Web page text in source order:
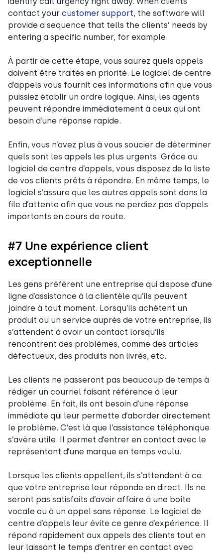
contact your customer support, the software will
provide a sequence that tells the clients’ needs by
entering a specific number, for example.
À partir de cette étape, vous saurez quels appels
doivent être traités en priorité. Le logiciel de centre
d’appels vous fournit ces informations afin que vous
puissiez établir un ordre logique. Ainsi, les agents
peuvent répondre immédiatement à ceux qui ont
besoin d’une réponse rapide.
Enfin, vous n’avez plus à vous soucier de déterminer
quels sont les appels les plus urgents. Grâce au
logiciel de centre d’appels, vous disposez de la liste
de vos clients prêts à répondre. En même temps, le
logiciel s’assure que les autres appels sont dans la
file d’attente afin que vous ne perdiez pas d’appels
importants en cours de route.
#7 Une expérience client
exceptionnelle
Les gens préfèrent une entreprise qui dispose d’une
ligne d’assistance à la clientèle qu’ils peuvent
joindre à tout moment. Lorsqu’ils achètent un
produit ou un service auprès de votre entreprise, ils
s’attendent à avoir un contact lorsqu’ils
rencontrent des problèmes, comme des articles
défectueux, des produits non livrés, etc.
Les clients ne passeront pas beaucoup de temps à
rédiger un courriel faisant référence à leur
problème. En fait, ils ont besoin d’une réponse
immédiate qui leur permette d’aborder directement
le problème. C’est là que l’assistance téléphonique
s’avère utile. Il permet d’entrer en contact avec le
représentant d’une marque en temps voulu.
Lorsque les clients appellent, ils s’attendent à ce
que votre entreprise leur réponde en direct. Ils ne
seront pas satisfaits d’avoir affaire à une boîte
vocale ou à un appel sans réponse. Le logiciel de
centre d’appels leur évite ce genre d’expérience. Il
répond rapidement aux appels des clients tout en
leur laissant le temps d’entrer en contact avec